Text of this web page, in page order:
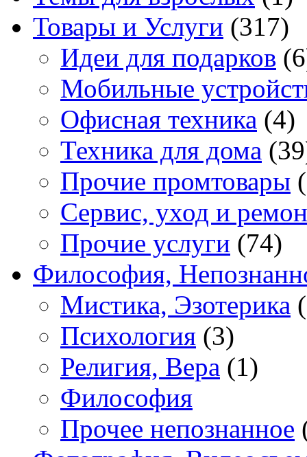
Товары и Услуги (317)
Идеи для подарков
Мобильные
Офисная техника (4)
Техника для дома
Прочие промтовары
Сервис, уход и
Прочие услуги (74)
Философия,
Мистика, Эзотерика
Психология (3)
Религия, Вера (1)
Философия
Прочее непознанное